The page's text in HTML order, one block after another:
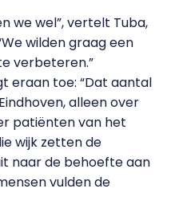
we wel”, vertelt Tuba,
wilden graag een
verbeteren.”
eraan toe: “Dat aantal
alleen over
patiënten van het
wijk zetten de
naar de behoefte aan
vulden de